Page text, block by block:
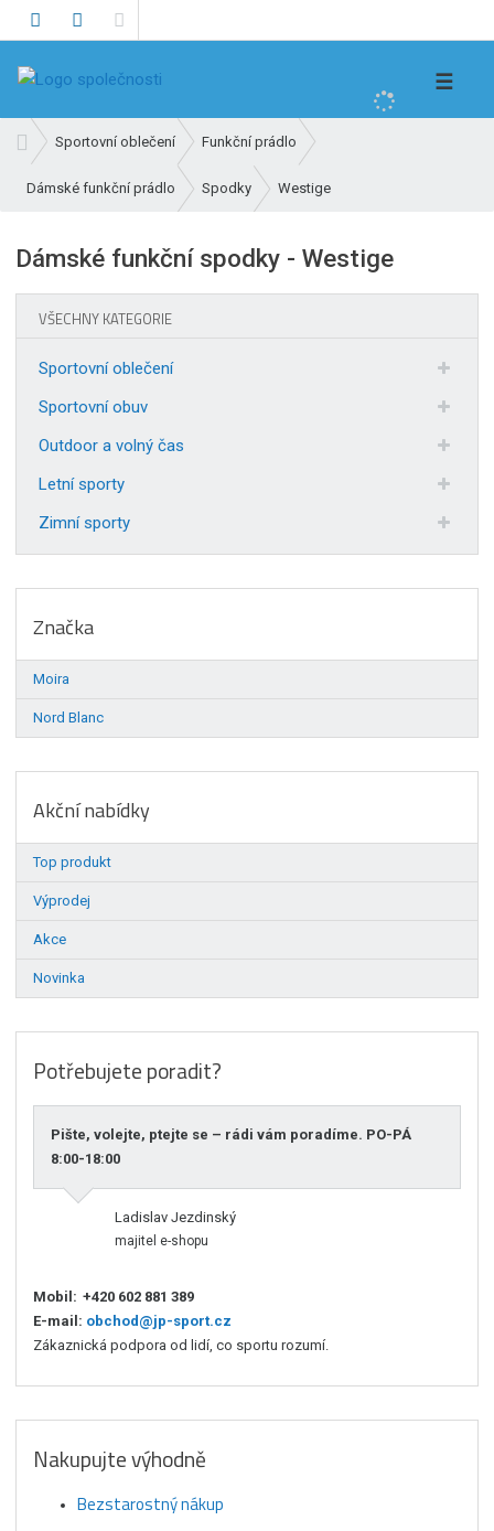
e
☰
v
o
í
Sportovní oblečení Funkční prádlo
Dámské funkční prádlo Spodky Westige
Dámské funkční spodky - Westige
VŠECHNY KATEGORIE
Sportovní oblečení
Sportovní obuv
Outdoor a volný čas
Letní sporty
Zimní sporty
Značka
Moira
Nord Blanc
Akční nabídky
Top produkt
Výprodej
Akce
Novinka
Potřebujete poradit?
Pište, volejte, ptejte se – rádi vám poradíme. PO-PÁ
8:00-18:00
Ladislav Jezdinský
majitel e-shopu
Mobil: +420 602 881 389
E-mail: obchod@jp-sport.cz
Zákaznická podpora od lidí, co sportu rozumí.
Nakupujte výhodně
Bezstarostný nákup